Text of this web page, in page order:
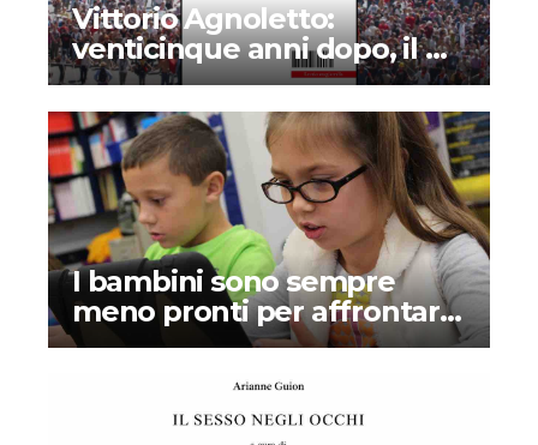
Vittorio Agnoletto:
venticinque anni dopo, il G8
di Genova guarda ancora al
futuro
I bambini sono sempre
meno pronti per affrontare
la scuola: perché la colpa è